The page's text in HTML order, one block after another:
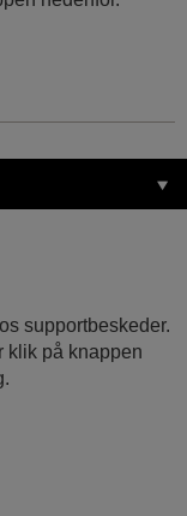
supportbeskeder.
klik på knappen